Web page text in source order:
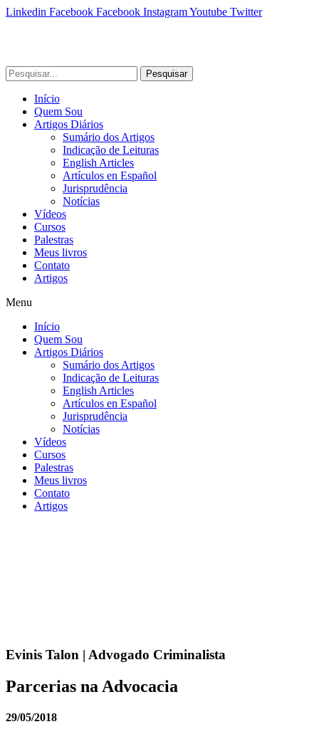
Linkedin Facebook Facebook InstagramYoutube Twitter
Pesquisar
Início
Quem Sou
Artigos Diários
Sumário dos Artigos
Indicação de Leituras
English Articles
Artículos en Español
Jurisprudência
Notícias
Vídeos
Cursos
Palestras
Meus livros
Contato
Artigos
Menu
Início
Quem Sou
Artigos Diários
Sumário dos Artigos
Indicação de Leituras
English Articles
Artículos en Español
Jurisprudência
Notícias
Vídeos
Cursos
Palestras
Meus livros
Contato
Artigos
Evinis Talon | Advogado Criminalista
Parcerias na Advocacia
29/05/2018